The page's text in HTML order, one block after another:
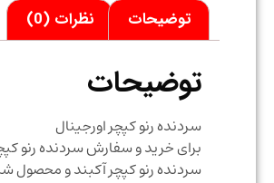
توضیحات نظرات (0)
توضیحات
سردنده رنو کپچر اورجینال
برای خرید و سفارش سردنده رنو
سردنده رنو کپچر آکبند و محصول